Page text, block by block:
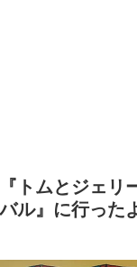
トムとジェリ
ル』に行った